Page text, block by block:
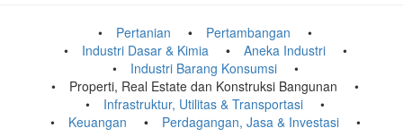
Pertanian
Pertambangan
Industri Dasar & Kimia
Aneka Industri
Industri Barang Konsumsi
Properti, Real Estate dan Konstruksi Bangunan
Infrastruktur, Utilitas & Transportasi
Keuangan
Perdagangan, Jasa & Investasi